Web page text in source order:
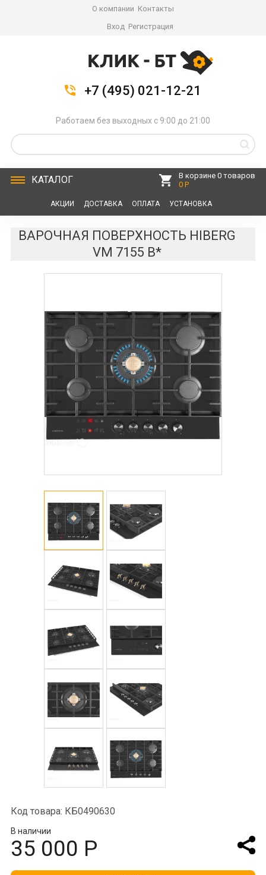
О компании Контакты
Вход Регистрация
+7 (495) 021-12-21
Работаем без выходных с 9:00 до 21:00
КАТАЛОГ
В корзине 0 товаров
0 Р
АКЦИИ ДОСТАВКА ОПЛАТА УСТАНОВКА
ВАРОЧНАЯ ПОВЕРХНОСТЬ HIBERG
VM 7155 B*
Код товара: КБ0490630
В наличии
35 000 Р